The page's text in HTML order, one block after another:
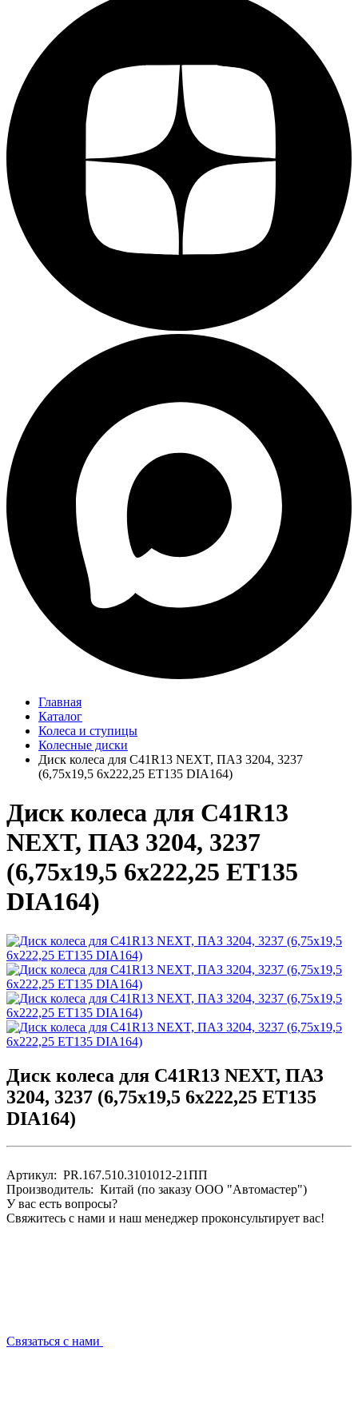
Главная
Каталог
Колеса и ступицы
Колесные диски
Диск колеса для C41R13 NEXT, ПАЗ 3204, 3237
(6,75х19,5 6x222,25 ET135 DIA164)
Диск колеса для C41R13
NEXT, ПАЗ 3204, 3237
(6,75х19,5 6x222,25 ET135
DIA164)
Диск колеса для C41R13 NEXT, ПАЗ
3204, 3237 (6,75х19,5 6x222,25 ET135
DIA164)
Артикул: PR.167.510.3101012-21ПП
Производитель: Китай (по заказу ООО "Автомастер")
У вас есть вопросы?
Свяжитесь с нами и наш менеджер проконсультирует вас!
Связаться с нами